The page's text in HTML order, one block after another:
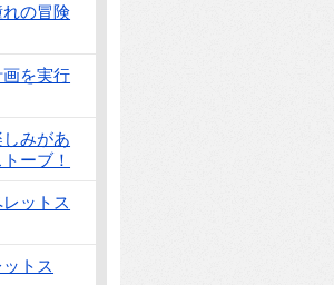
の冒険
を実行
みがあ
ーブ！
ットス
トス